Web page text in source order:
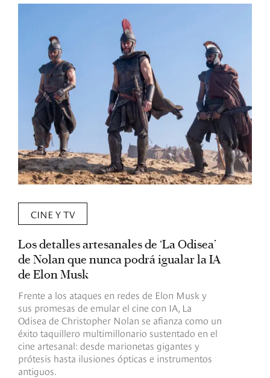
CINE Y TV
Los detalles artesanales de ‘La Odisea’
de Nolan que nunca podrá igualar la IA
de Elon Musk
Frente a los ataques en redes de Elon Musk y
sus promesas de emular el cine con IA, La
Odisea de Christopher Nolan se afianza como un
éxito taquillero multimillonario sustentado en el
cine artesanal: desde marionetas gigantes y
prótesis hasta ilusiones ópticas e instrumentos
antiguos.